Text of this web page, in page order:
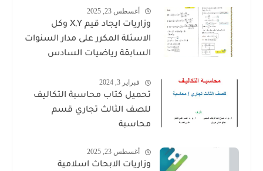
أغسطس 23, 2025
وزاريات ايجاد قيم X,Y وكل
الاسئلة المكرر على مدار السنوات
السابقة رياضيات السادس
فبراير 3, 2024
تحميل كتاب محاسبة التكاليف
للصف الثالث تجاري قسم
محاسبة
أغسطس 23, 2025
وزاريات الابحاث اسلامية